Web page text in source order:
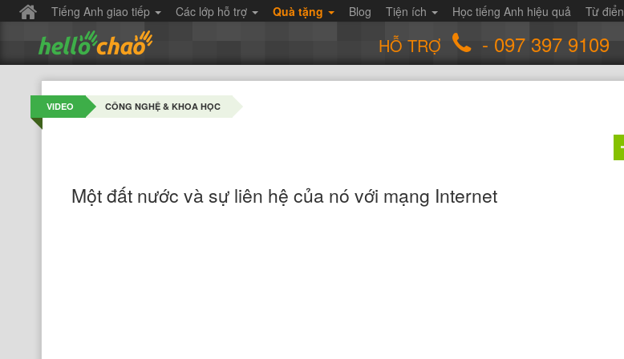
Tiếng Anh giao tiếp Các lớp hỗ trợ Quà tặng Blog Tiện ích Học tiếng Anh hiệu quả Từ điển
HỖ TRỢ - 097 397 9109
VIDEO CÔNG NGHỆ & KHOA HỌC
Một đất nước và sự liên hệ của nó với mạng Internet